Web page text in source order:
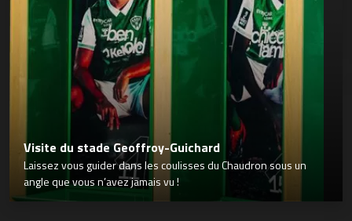
Visite du stade Geoffroy-Guichard
Laissez vous guider dans les coulisses du Chaudron sous un
angle que vous n’avez jamais vu !